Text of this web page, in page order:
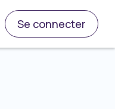
Se connecter